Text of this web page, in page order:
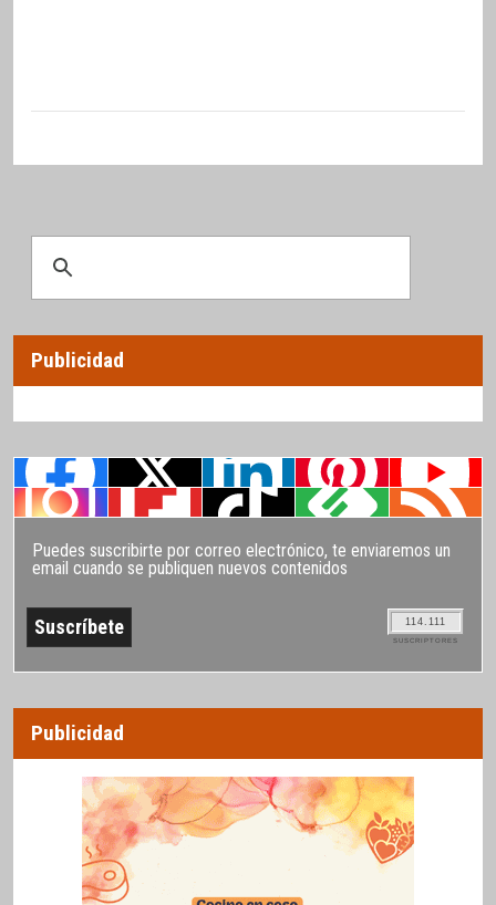
Publicidad
Puedes suscribirte por correo electrónico, te enviaremos un
email cuando se publiquen nuevos contenidos
114.111
SUSCRIPTORES
Publicidad